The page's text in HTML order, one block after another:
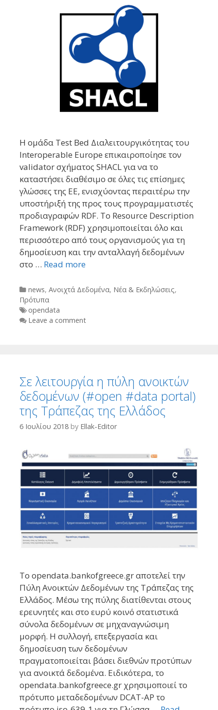
Η ομάδα Test Bed Διαλειτουργικότητας του
Interoperable Europe επικαιροποίησε τον
validator σχήματος SHACL για να το
καταστήσει διαθέσιμο σε όλες τις επίσημες
γλώσσες της ΕΕ, ενισχύοντας περαιτέρω την
υποστήριξή της προς τους προγραμματιστές
προδιαγραφών RDF. Το Resource Description
Framework (RDF) χρησιμοποιείται όλο και
περισσότερο από τους οργανισμούς για τη
δημοσίευση και την ανταλλαγή δεδομένων
στο … Read more
Categories
news, Ανοιχτά Δεδομένα, Νέα & Εκδηλώσεις,
Πρότυπα
Tags
opendata
Leave a comment
Σε λειτουργία η πύλη ανοικτών
δεδομένων (#open #data portal)
της Τράπεζας της Ελλάδος
6 Ιουλίου 2018 by Ellak-Editor
Το opendata.bankofgreece.gr αποτελεί την
Πύλη Ανοικτών Δεδομένων της Τράπεζας της
Ελλάδος. Μέσω της πύλης διατίθενται στους
ερευνητές και στο ευρύ κοινό στατιστικά
σύνολα δεδομένων σε μηχαναγνώσιμη
μορφή. Η συλλογή, επεξεργασία και
δημοσίευση των δεδομένων
πραγματοποιείται βάσει διεθνών προτύπων
για ανοικτά δεδομένα. Ειδικότερα, το
opendata.bankofgreece.gr χρησιμοποιεί το
πρότυπο μεταδεδομένων DCAT-AP τo